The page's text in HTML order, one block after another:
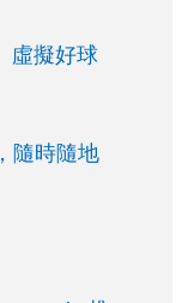
虛擬好球
隨時隨地